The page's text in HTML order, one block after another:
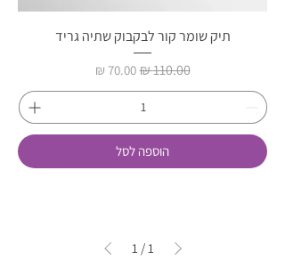
תיק שומר קור לבקבוק שתיה גריד
מחיר רגיל‏110.00 ‏₪ מחיר מבצע‏70.00 ‏₪
הוספה לסל
1
/
1